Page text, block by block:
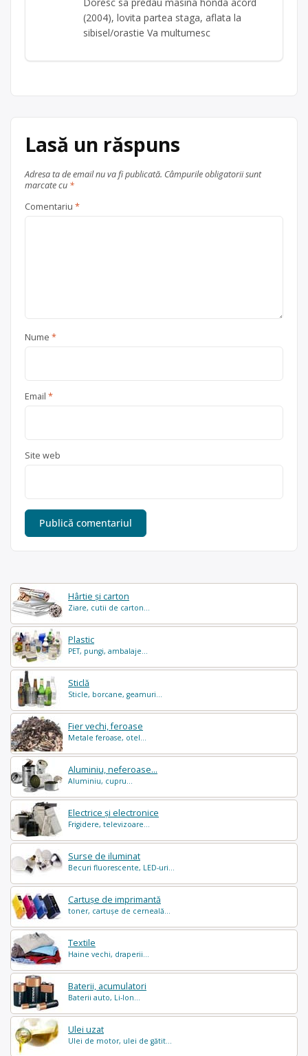
Hârtie și carton
Ziare, cutii de carton...
Plastic
PET, pungi, ambalaje...
Sticlă
Sticle, borcane, geamuri...
Fier vechi, feroase
Metale feroase, otel...
Aluminiu, neferoase...
Aluminiu, cupru...
Electrice și electronice
Frigidere, televizoare...
Surse de iluminat
Becuri fluorescente, LED-uri...
Cartușe de imprimantă
toner, cartușe de cerneală...
Textile
Haine vechi, draperii...
Baterii, acumulatori
Baterii auto, Li-Ion...
Ulei uzat
Ulei de motor, ulei de gătit...
(2004), lovita partea staga, aflata la
sibisel/orastie Va multumesc
Lasă un răspuns
Adresa ta de email nu va fi publicată. Câmpurile obligatorii sunt
marcate cu *
Comentariu *
Nume *
Email *
Site web